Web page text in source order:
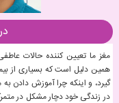
مغز ما تعیین کننده حالات
همین دلیل است که بسیاری از
گیرد، و اینکه چرا آموزش دادن به
در زندگی خود دچار مشکل در